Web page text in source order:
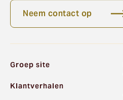
Neem contact op
Groep site
Klantverhalen